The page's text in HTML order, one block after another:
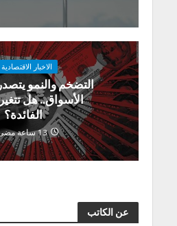
الاخبار الاقتصادية
التضخم والنمو
الأسواق.. هل
الفائدة؟
13 ساعة مضى
عن الكاتب